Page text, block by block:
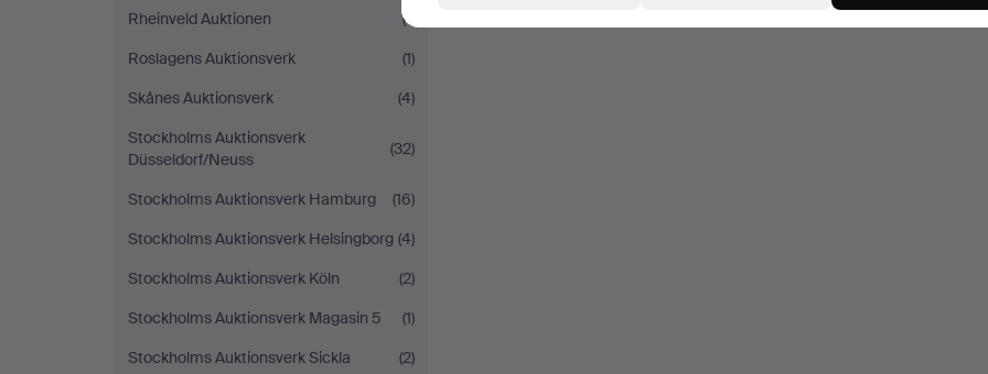
Rheinveld Auktionen
(1)
Roslagens Auktionsverk
(1)
Skånes Auktionsverk
(4)
Stockholms Auktionsverk
Düsseldorf/Neuss
(32)
Stockholms Auktionsverk Hamburg
(16)
Stockholms Auktionsverk Helsingborg (4)
Stockholms Auktionsverk Köln
(2)
Stockholms Auktionsverk Magasin 5
(1)
Stockholms Auktionsverk Sickla
(2)